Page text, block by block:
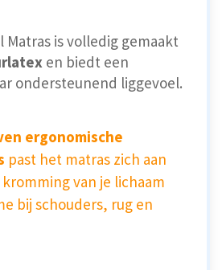
Matras is volledig gemaakt
en biedt een
ondersteunend liggevoel.
ergonomische
past het matras zich aan
van je lichaam
bij schouders, rug en